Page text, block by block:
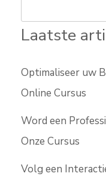
Laatste
Optimaliseer uw
Online Cursus
Word een
Onze Cursus
Volg een